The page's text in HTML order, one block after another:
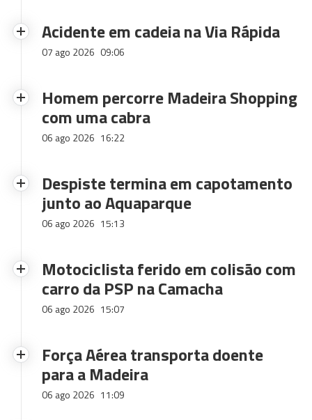
Acidente em cadeia na Via Rápida
07 ago 2026 09:06
Homem percorre Madeira Shopping
com uma cabra
06 ago 2026 16:22
Despiste termina em capotamento
junto ao Aquaparque
06 ago 2026 15:13
Motociclista ferido em colisão com
carro da PSP na Camacha
06 ago 2026 15:07
Força Aérea transporta doente
para a Madeira
06 ago 2026 11:09